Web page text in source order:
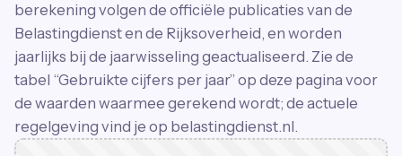
berekening volgen de officiële publicaties van de
Belastingdienst en de Rijksoverheid, en worden
jaarlijks bij de jaarwisseling geactualiseerd. Zie de
tabel “Gebruikte cijfers per jaar” op deze pagina voor
de waarden waarmee gerekend wordt; de actuele
regelgeving vind je op belastingdienst.nl.